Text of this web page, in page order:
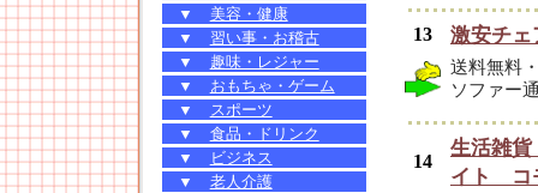
▼
美容・健康
▼
習い事・お稽古
▼
趣味・レジャー
▼
おもちゃ・ゲーム
▼
スポーツ
▼
食品・ドリンク
▼
ビジネス
▼
老人介護
13 激安チェ
送料無料
ソファー
14
生活雑貨
イト コ